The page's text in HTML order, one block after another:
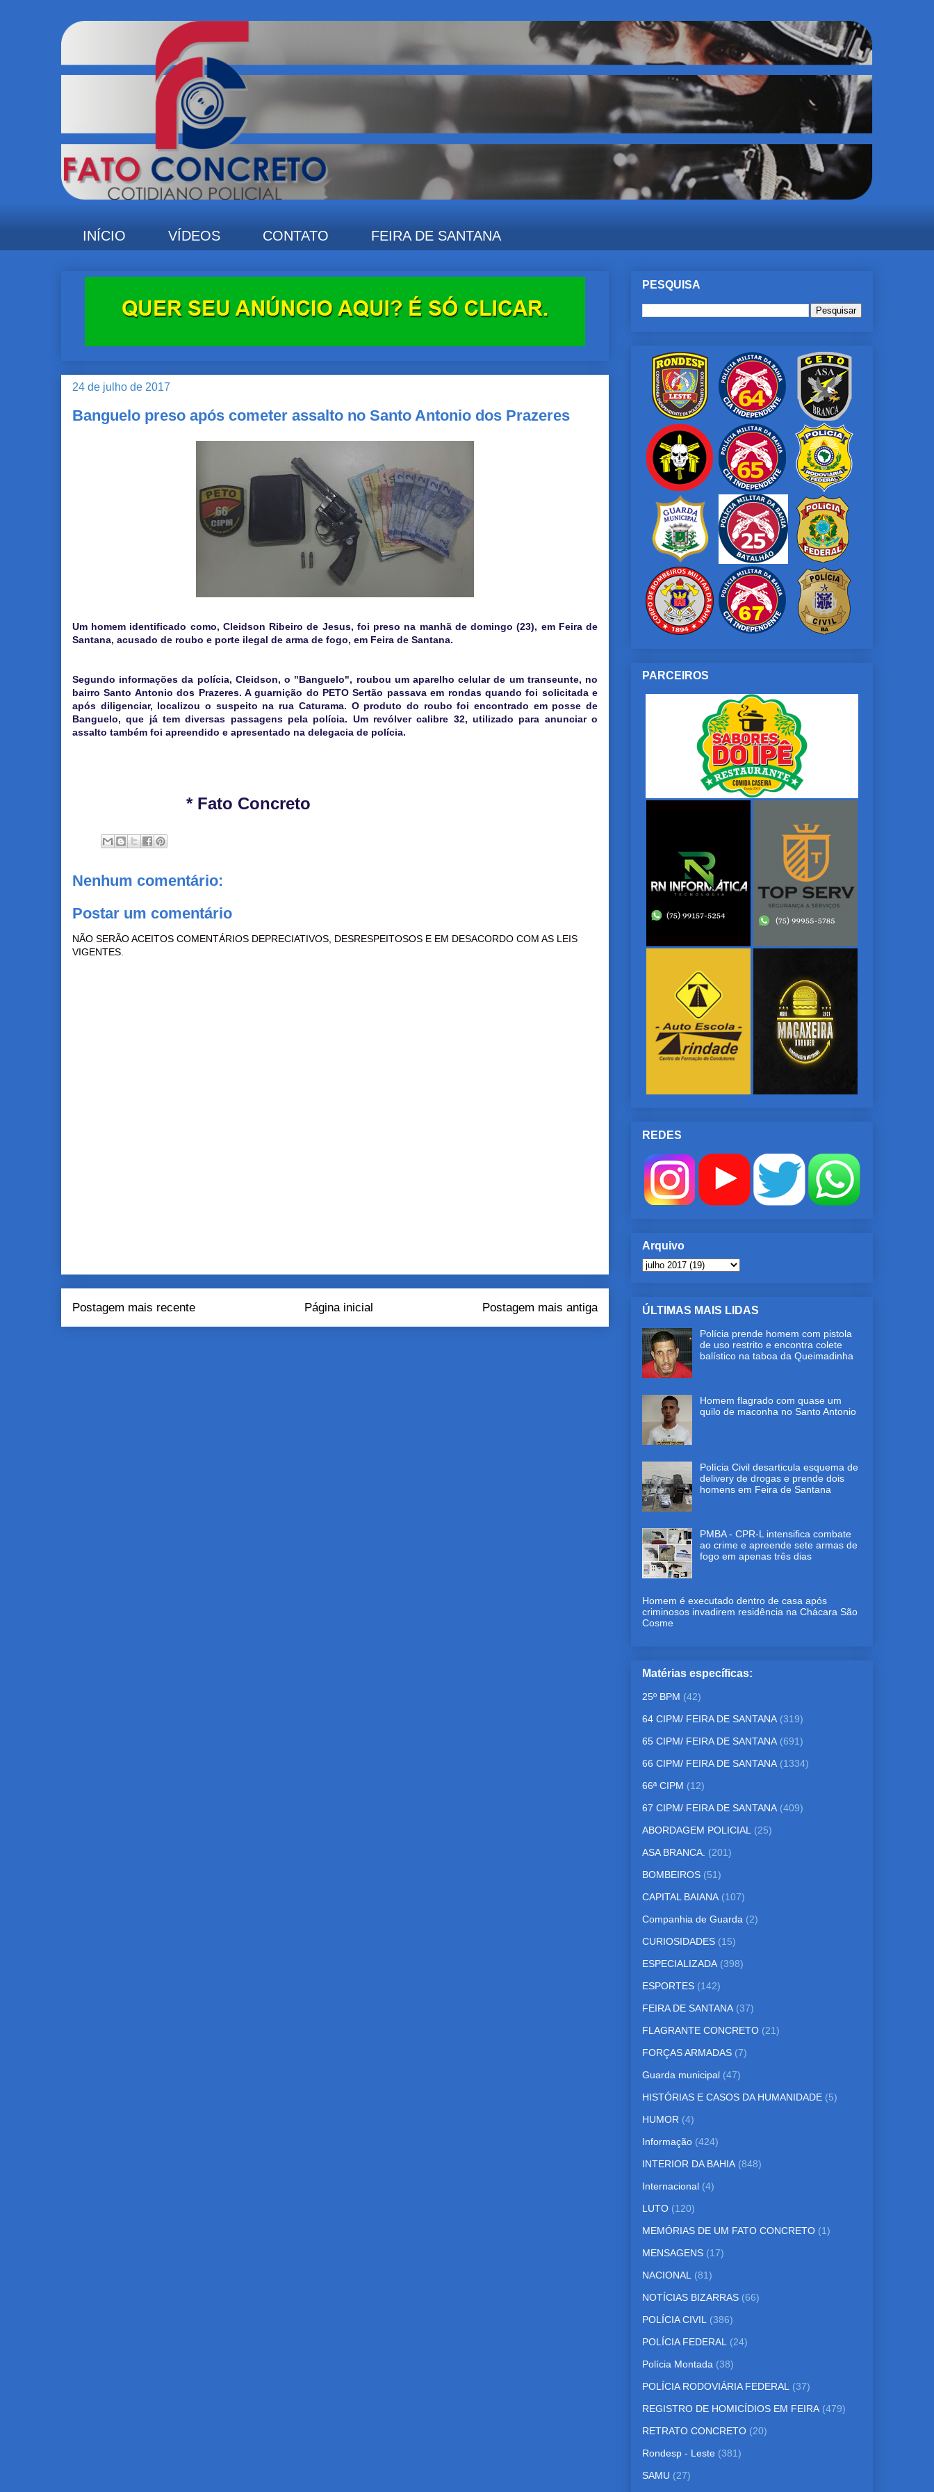
INÍCIO VÍDEOS CONTATO FEIRA DE SANTANA
24 de julho de 2017
Banguelo preso após cometer assalto no Santo Antonio dos Prazeres
Um homem identificado como, Cleidson Ribeiro de Jesus, foi preso na manhã de domingo (23), em Feira de
Santana, acusado de roubo e porte ilegal de arma de fogo, em Feira de Santana.
Segundo informações da polícia, Cleidson, o "Banguelo", roubou um aparelho celular de um transeunte, no
bairro Santo Antonio dos Prazeres. A guarnição do PETO Sertão passava em rondas quando foi solicitada e
após diligenciar, localizou o suspeito na rua Caturama. O produto do roubo foi encontrado em posse de
Banguelo, que já tem diversas passagens pela polícia. Um revólver calibre 32, utilizado para anunciar o
assalto também foi apreendido e apresentado na delegacia de polícia.
* Fato Concreto
Nenhum comentário:
Postar um comentário
NÃO SERÃO ACEITOS COMENTÁRIOS DEPRECIATIVOS, DESRESPEITOSOS E EM DESACORDO COM AS LEIS
VIGENTES.
Postagem mais recente Postagem mais antiga
Página inicial
PESQUISA
PARCEIROS
REDES
Arquivo
ÚLTIMAS MAIS LIDAS
Polícia prende homem com pistola
de uso restrito e encontra colete
balístico na taboa da Queimadinha
Homem flagrado com quase um
quilo de maconha no Santo Antonio
Polícia Civil desarticula esquema de
delivery de drogas e prende dois
homens em Feira de Santana
PMBA - CPR-L intensifica combate
ao crime e apreende sete armas de
fogo em apenas três dias
Homem é executado dentro de casa após
criminosos invadirem residência na Chácara São
Cosme
Matérias específicas:
25º BPM (42)
64 CIPM/ FEIRA DE SANTANA (319)
65 CIPM/ FEIRA DE SANTANA (691)
66 CIPM/ FEIRA DE SANTANA (1334)
66ª CIPM (12)
67 CIPM/ FEIRA DE SANTANA (409)
ABORDAGEM POLICIAL (25)
ASA BRANCA. (201)
BOMBEIROS (51)
CAPITAL BAIANA (107)
Companhia de Guarda (2)
CURIOSIDADES (15)
ESPECIALIZADA (398)
ESPORTES (142)
FEIRA DE SANTANA (37)
FLAGRANTE CONCRETO (21)
FORÇAS ARMADAS (7)
Guarda municipal (47)
HISTÓRIAS E CASOS DA HUMANIDADE (5)
HUMOR (4)
Informação (424)
INTERIOR DA BAHIA (848)
Internacional (4)
LUTO (120)
MEMÓRIAS DE UM FATO CONCRETO (1)
MENSAGENS (17)
NACIONAL (81)
NOTÍCIAS BIZARRAS (66)
POLÍCIA CIVIL (386)
POLÍCIA FEDERAL (24)
Polícia Montada (38)
POLÍCIA RODOVIÁRIA FEDERAL (37)
REGISTRO DE HOMICÍDIOS EM FEIRA (479)
RETRATO CONCRETO (20)
Rondesp - Leste (381)
SAMU (27)